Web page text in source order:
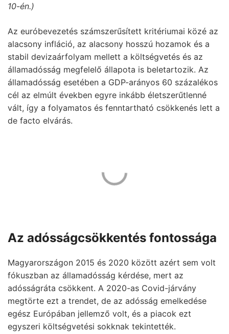
10-én.)
Az euróbevezetés számszerűsített kritériumai közé az
alacsony infláció, az alacsony hosszú hozamok és a
stabil devizaárfolyam mellett a költségvetés és az
államadósság megfelelő állapota is beletartozik. Az
államadósság esetében a GDP-arányos 60 százalékos
cél az elmúlt években egyre inkább életszerűtlenné
vált, így a folyamatos és fenntartható csökkenés lett a
de facto elvárás.
Az adósságcsökkentés fontossága
Magyarországon 2015 és 2020 között azért sem volt
fókuszban az államadósság kérdése, mert az
adósságráta csökkent. A 2020-as Covid-járvány
megtörte ezt a trendet, de az adósság emelkedése
egész Európában jellemző volt, és a piacok ezt
egyszeri költségvetési sokknak tekintették.